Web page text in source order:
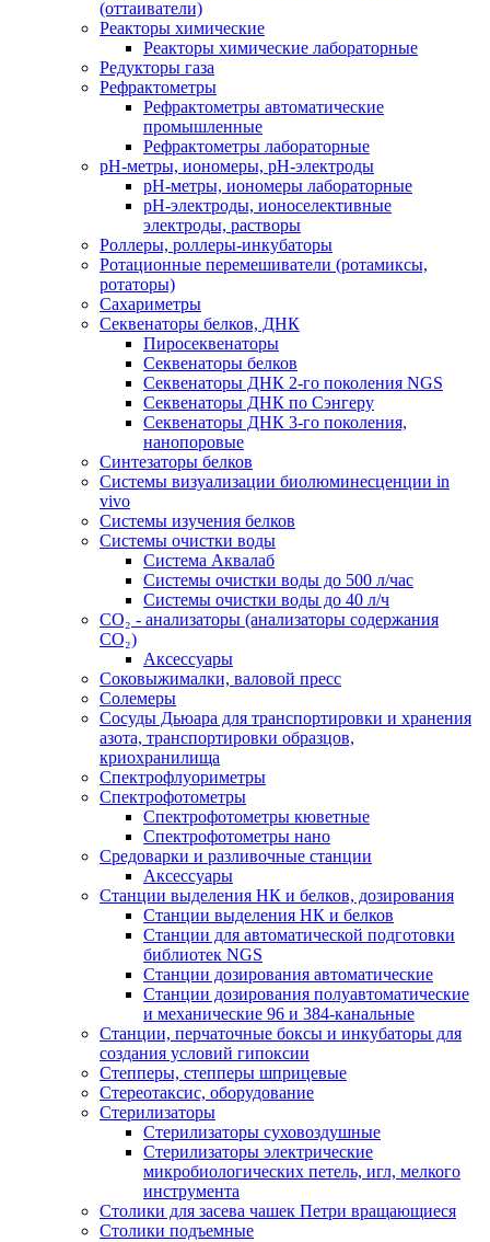
(оттаиватели)
Реакторы химические
Реакторы химические лабораторные
Редукторы газа
Рефрактометры
Рефрактометры автоматические
промышленные
Рефрактометры лабораторные
рН-метры, иономеры, рН-электроды
рН-метры, иономеры лабораторные
рН-электроды, ионоселективные
электроды, растворы
Роллеры, роллеры-инкубаторы
Ротационные перемешиватели (ротамиксы,
ротаторы)
Сахариметры
Секвенаторы белков, ДНК
Пиросеквенаторы
Секвенаторы белков
Секвенаторы ДНК 2-го поколения NGS
Секвенаторы ДНК по Сэнгеру
Секвенаторы ДНК 3-го поколения,
нанопоровые
Синтезаторы белков
Системы визуализации биолюминесценции in
vivo
Системы изучения белков
Системы очистки воды
Система Аквалаб
Системы очистки воды до 500 л/час
Системы очистки воды до 40 л/ч
СО₂ - анализаторы (анализаторы содержания
СО₂)
Аксессуары
Соковыжималки, валовой пресс
Солемеры
Сосуды Дьюара для транспортировки и хранения
азота, транспортировки образцов,
криохранилища
Спектрофлуориметры
Спектрофотометры
Спектрофотометры кюветные
Спектрофотометры нано
Средоварки и разливочные станции
Аксессуары
Станции выделения НК и белков, дозирования
Станции выделения НК и белков
Станции для автоматической подготовки
библиотек NGS
Станции дозирования автоматические
Станции дозирования полуавтоматические
и механические 96 и 384-канальные
Станции, перчаточные боксы и инкубаторы для
создания условий гипоксии
Степперы, степперы шприцевые
Стереотаксис, оборудование
Стерилизаторы
Стерилизаторы суховоздушные
Стерилизаторы электрические
микробиологических петель, игл, мелкого
инструмента
Столики для засева чашек Петри вращающиеся
Столики подъемные